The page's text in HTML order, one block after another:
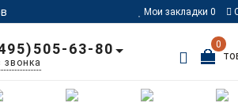
Мои закладки 0
0
63-80
звонка